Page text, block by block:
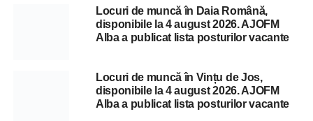
Locuri de muncă în Daia Română,
disponibile la 4 august 2026. AJOFM
Alba a publicat lista posturilor vacante
Locuri de muncă în Vințu de Jos,
disponibile la 4 august 2026. AJOFM
Alba a publicat lista posturilor vacante